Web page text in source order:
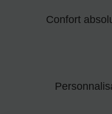
Confort